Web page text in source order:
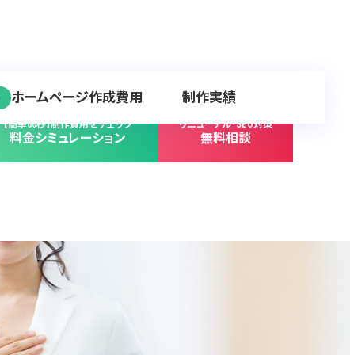
【簡単60秒】制作費用をチェック
料金シミュレーション
リニューアル･SEO対策
無料相談
ホームページ作成費用 制作実績